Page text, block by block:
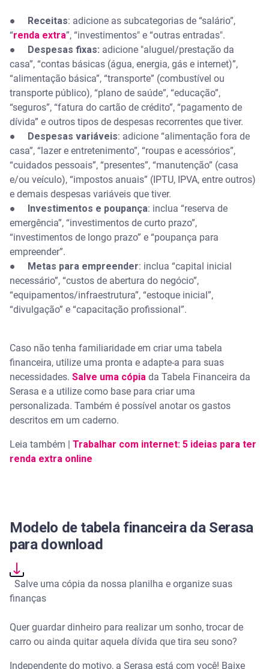
● Receitas: adicione as subcategorias de “salário”,
“renda extra”, “investimentos" e “outras entradas".
●
Despesas fixas: adicione "aluguel/prestação da
casa”, “contas básicas (água, energia, gás e internet)”,
“alimentação básica”, “transporte” (combustível ou
transporte público), “plano de saúde”, “educação”,
“seguros”, “fatura do cartão de crédito”, “pagamento de
dívida” e outros tipos de despesas recorrentes que tiver.
●
Despesas variáveis: adicione “alimentação fora de
casa”, “lazer e entretenimento”, “roupas e acessórios”,
“cuidados pessoais”, “presentes”, “manutenção” (casa
e/ou veículo), “impostos anuais” (IPTU, IPVA, entre outros)
e demais despesas variáveis que tiver.
●
Investimentos e poupança: inclua “reserva de
emergência”, “investimentos de curto prazo”,
“investimentos de longo prazo” e “poupança para
empreender”.
●
Metas para empreender: inclua “capital inicial
necessário”, “custos de abertura do negócio”,
“equipamentos/infraestrutura”, “estoque inicial”,
“divulgação” e “capacitação profissional”.
Caso não tenha familiaridade em criar uma tabela
financeira, utilize uma pronta e adapte-a para suas
necessidades. Salve uma cópia da Tabela Financeira da
Serasa e a utilize como base para criar uma
personalizada. Também é possível anotar os gastos
descritos em um caderno.
Leia também | Trabalhar com internet: 5 ideias para ter
renda extra online
Modelo de tabela financeira da Serasa
para download
Salve uma cópia da nossa planilha e organize suas
finanças
Quer guardar dinheiro para realizar um sonho, trocar de
carro ou ainda quitar aquela dívida que tira seu sono?
Independente do motivo, a Serasa está com você! Baixe